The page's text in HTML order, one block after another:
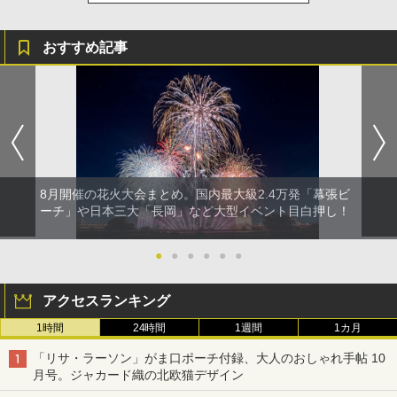
おすすめ記事
8月開催の花火大会まとめ。国内最大級2.4万発「幕張ビ
ーチ」や日本三大「長岡」など大型イベント目白押し！
● ● ● ● ● ●
アクセスランキング
1時間 24時間 1週間 1カ月
「リサ・ラーソン」がま口ポーチ付録、大人のおしゃれ手帖 10
月号。ジャカード織の北欧猫デザイン